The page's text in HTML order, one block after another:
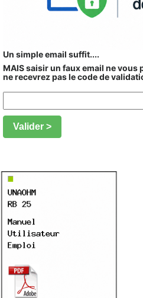
Un simple email suffit....
MAIS saisir un faux email ne
ne recevrez pas le code de
Valider >